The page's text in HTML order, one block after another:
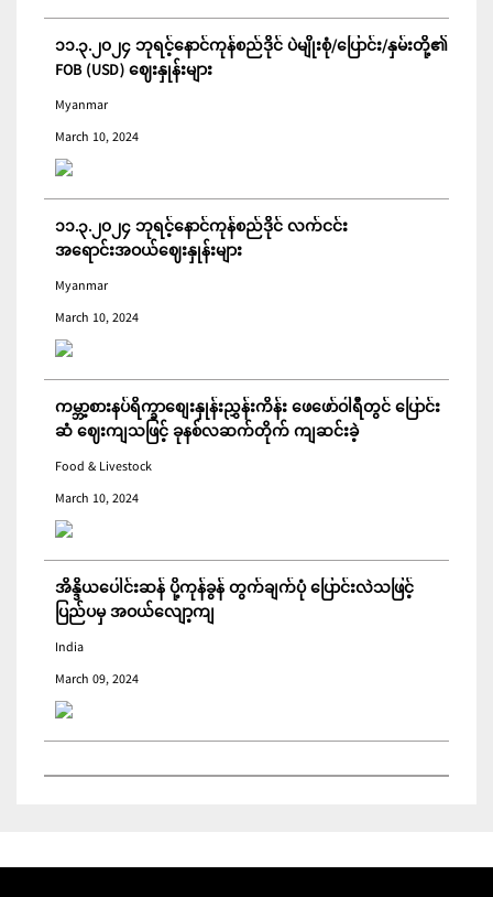
၁၁.၃.၂၀၂၄ ဘုရင့်နောင်ကုန်စည်ဒိုင် ပဲမျိုးစုံ/ပြောင်း/နှမ်းတို့၏
FOB (USD) ဈေးနှုန်းများ
Myanmar
March 10, 2024
၁၁.၃.၂၀၂၄ ဘုရင့်နောင်ကုန်စည်ဒိုင် လက်ငင်း
အရောင်းအဝယ်ဈေးနှုန်းများ
Myanmar
March 10, 2024
ကမ္ဘာ့စားနပ်ရိက္ခာစျေးနှုန်းညွှန်းကိန်း ဖေဖော်ဝါရီတွင် ပြောင်း
ဆံ ဈေးကျသဖြင့် ခုနစ်လဆက်တိုက် ကျဆင်းခဲ့
Food & Livestock
March 10, 2024
အိန္ဒိယပေါင်းဆန် ပို့ကုန်ခွန် တွက်ချက်ပုံ ပြောင်းလဲသဖြင့်
ပြည်ပမှ အဝယ်လျော့ကျ
India
March 09, 2024